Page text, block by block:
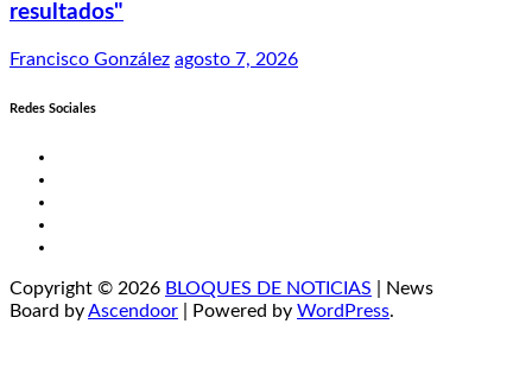
resultados"
Francisco González agosto 7, 2026
Redes Sociales
Copyright © 2026 BLOQUES DE NOTICIAS | News
Board byAscendoor | Powered by WordPress.